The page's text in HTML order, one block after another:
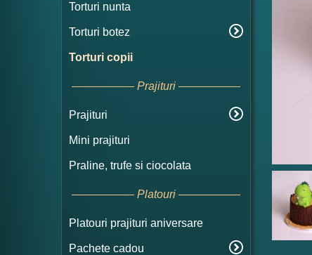
Torturi nunta
Torturi botez
Torturi copii
Prajituri
Prajituri
Mini prajituri
Praline, trufe si ciocolata
Platouri
Platouri prajituri aniversare
Pachete cadou